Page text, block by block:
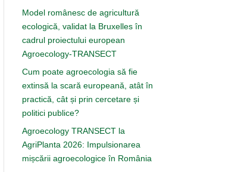
Model românesc de agricultură
ecologică, validat la Bruxelles în
cadrul proiectului european
Agroecology-TRANSECT
Cum poate agroecologia să fie
extinsă la scară europeană, atât în
practică, cât și prin cercetare și
politici publice?
Agroecology TRANSECT la
AgriPlanta 2026: Impulsionarea
mișcării agroecologice în România